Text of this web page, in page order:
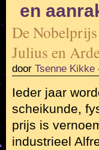
en
De
Julius en
door Tsenne Kikke
Ieder jaar
scheikunde,
prijs is
industrieel